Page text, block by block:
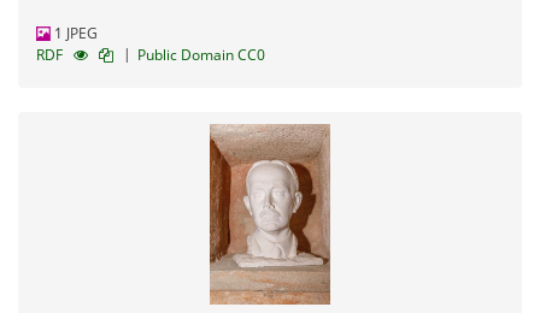
1 JPEG
RDF
| Public Domain CC0